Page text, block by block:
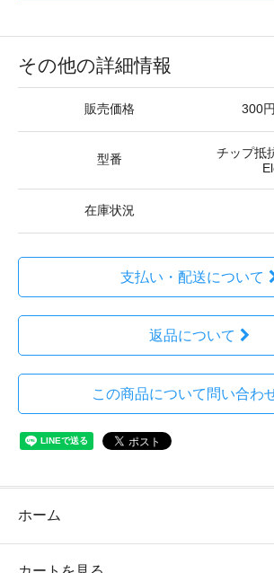
その他の詳細情報
販売価格 300
型番
チップ抵
在庫状況
支払い・配送について
返品について
この商品について問い合わ
ホーム